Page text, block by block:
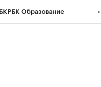
РБК Образование